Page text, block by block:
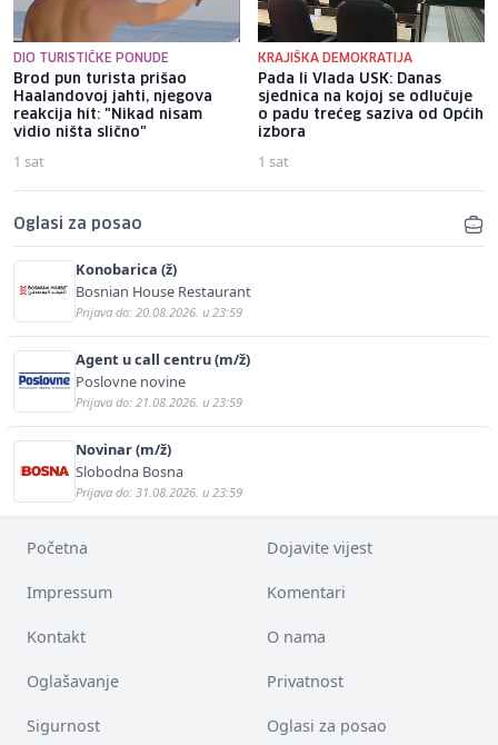
DIO TURISTIČKE PONUDE
Brod pun turista prišao
Haalandovoj jahti, njegova
reakcija hit: "Nikad nisam
vidio ništa slično"
1 sat
KRAJIŠKA DEMOKRATIJA
Pada li Vlada USK: Danas
sjednica na kojoj se odlučuje
o padu trećeg saziva od Općih
izbora
1 sat
Oglasi za posao
Konobarica (ž)
Bosnian House Restaurant
Prijava do: 20.08.2026. u 23:59
Agent u call centru (m/ž)
Poslovne novine
Prijava do: 21.08.2026. u 23:59
Novinar (m/ž)
Slobodna Bosna
Prijava do: 31.08.2026. u 23:59
Početna Dojavite vijest
Impressum Komentari
Kontakt O nama
Oglašavanje Privatnost
Sigurnost Oglasi za posao